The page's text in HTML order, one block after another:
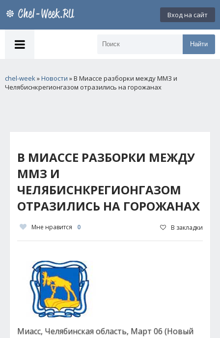
Вход на сайт
Найти
chel-week»Новости » В Миассе разборки между ММЗ и
Челябиснкрегионгазом отразились на горожанах
В МИАССЕ РАЗБОРКИ МЕЖДУ
ММЗ И
ЧЕЛЯБИСНКРЕГИОНГАЗОМ
ОТРАЗИЛИСЬ НА ГОРОЖАНАХ
Мне нравится 0 В закладки
Миасс, Челябинская область, Март 06 (Новый